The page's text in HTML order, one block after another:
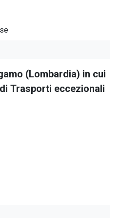
(Lombardia) in cui
Trasporti eccezionali